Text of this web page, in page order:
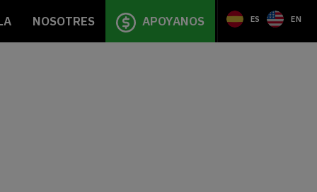
NOSOTRES APOYANOS ES EN